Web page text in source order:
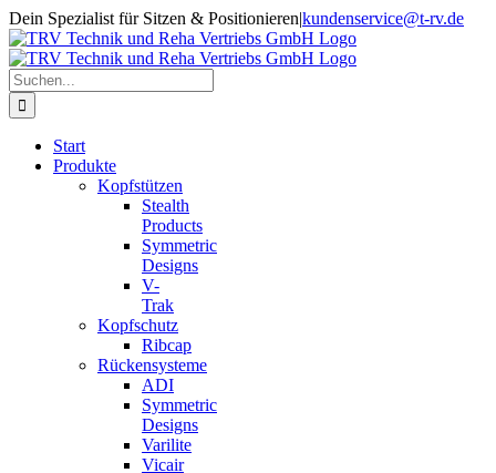
Zum
Inhalt
springen
Dein Spezialist für Sitzen & Positionieren|kundenservice@t-rv.de
Suche
nach:
Start
Produkte
Kopfstützen
Stealth
Products
Symmetric
Designs
V-
Trak
Kopfschutz
Ribcap
Rückensysteme
ADI
Symmetric
Designs
Varilite
Vicair